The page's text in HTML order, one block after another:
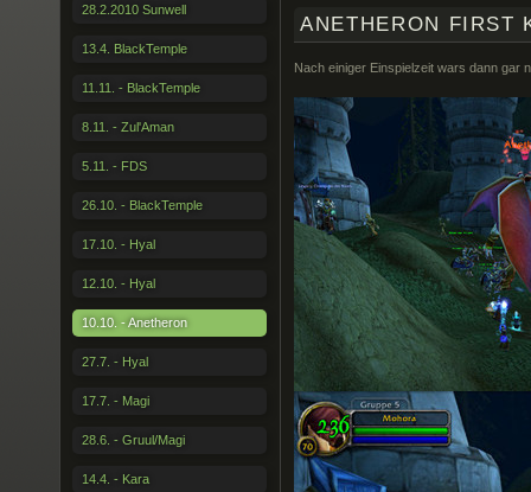
28.2.2010 Sunwell
13.4. BlackTemple
11.11. - BlackTemple
8.11. - Zul'Aman
5.11. - FDS
26.10. - BlackTemple
17.10. - Hyal
12.10. - Hyal
10.10. - Anetheron
27.7. - Hyal
17.7. - Magi
28.6. - Gruul/Magi
14.4. - Kara
ANETHERON FIRST
Nach einiger Einspielzeit wars dann gar